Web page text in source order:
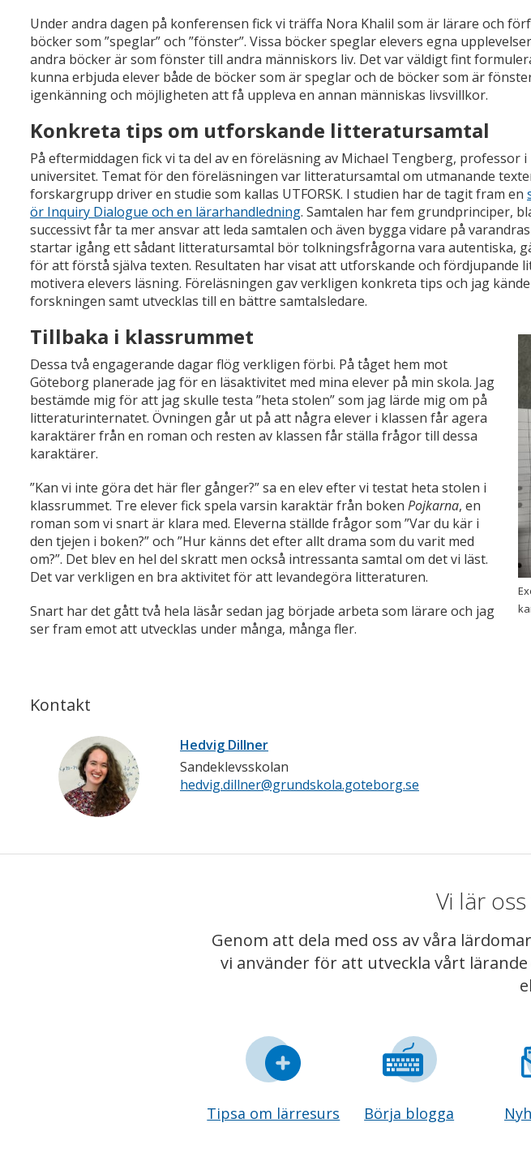
Under andra dagen på konferensen fick vi träffa Nora Khalil som är lärare och
böcker som ”speglar” och ”fönster”. Vissa böcker speglar elevers egna
andra böcker är som fönster till andra människors liv. Det var väldigt fint
kunna erbjuda elever både de böcker som är speglar och de böcker som är
igenkänning och möjligheten att få uppleva en annan människas livsvillkor.
Konkreta tips om utforskande litteratursamtal
På eftermiddagen fick vi ta del av en föreläsning av Michael Tengberg, professor
universitet. Temat för den föreläsningen var litteratursamtal om utmanande
forskargrupp driver en studie som kallas UTFORSK. I studien har de tagit fram en
ör Inquiry Dialogue och en lärarhandledning. Samtalen har fem grundprinciper,
successivt får ta mer ansvar att leda samtalen och även bygga vidare på
startar igång ett sådant litteratursamtal bör tolkningsfrågorna vara autentiska,
för att förstå själva texten. Resultaten har visat att utforskande och fördjupande
motivera elevers läsning. Föreläsningen gav verkligen konkreta tips och jag
forskningen samt utvecklas till en bättre samtalsledare.
Tillbaka i klassrummet
Dessa två engagerande dagar flög verkligen förbi. På tåget hem mot
Göteborg planerade jag för en läsaktivitet med mina elever på min skola. Jag
bestämde mig för att jag skulle testa ”heta stolen” som jag lärde mig om på
litteraturinternatet. Övningen går ut på att några elever i klassen får agera
karaktärer från en roman och resten av klassen får ställa frågor till dessa
karaktärer.
”Kan vi inte göra det här fler gånger?” sa en elev efter vi testat heta stolen i
klassrummet. Tre elever fick spela varsin karaktär från boken Pojkarna, en
roman som vi snart är klara med. Eleverna ställde frågor som ”Var du kär i
den tjejen i boken?” och ”Hur känns det efter allt drama som du varit med
om?”. Det blev en hel del skratt men också intressanta samtal om det vi läst.
Det var verkligen en bra aktivitet för att levandegöra litteraturen.
Snart har det gått två hela läsår sedan jag började arbeta som lärare och jag
ser fram emot att utvecklas under många, många fler.
Kontakt
Hedvig Dillner
Sandeklevsskolan
hedvig.dillner@grundskola.goteborg.se
Vi lär
Genom att dela med oss av våra
vi använder för att utveckla vårt
Tipsa om lärresurs Börja blogga